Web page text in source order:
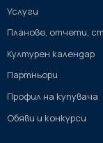
Услуги
Планове, отчети,
Културен календар
Партньори
Профил на купувача
Обяви и конкурси